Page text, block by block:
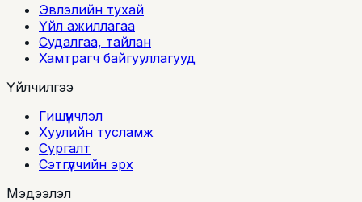
Эвлэлийн тухай
Үйл ажиллагаа
Судалгаа, тайлан
Хамтрагч байгууллагууд
Үйлчилгээ
Гишүүнчлэл
Хуулийн тусламж
Сургалт
Сэтгүүлчийн эрх
Мэдээлэл